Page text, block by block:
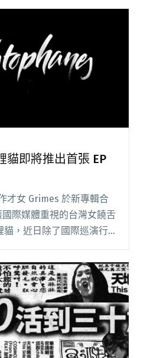
貓即將推出首張 EP
才女 Grimes 於新專輯合
際媒體重視的台灣女饒舌
，近日除了國際巡演行
閱讀全文 "另類女饒舌歌手
新作品陸續曝光"